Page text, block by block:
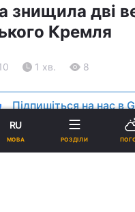
знищила дві
Кремля
1 хв. 8
Підпишіться на нас в
RU
МОВА РОЗДІЛИ